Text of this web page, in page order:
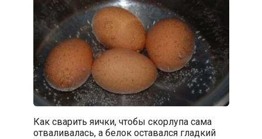
Как сварить яички, чтобы скорлупа сама
отваливалась, а белок оставался гладкий